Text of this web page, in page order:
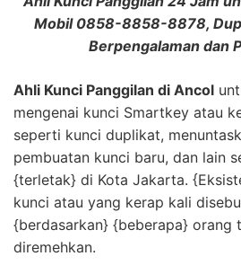
Mobil 0858-8858-8878,
Berpengalaman dan
Ahli Kunci Panggilan di Ancol
mengenai kunci Smartkey atau
seperti kunci duplikat,
pembuatan kunci baru, dan lain
{terletak} di Kota Jakarta.
kunci atau yang kerap kali
{berdasarkan} {beberapa} orang
diremehkan.